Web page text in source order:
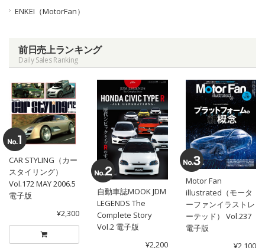
ENKEI（MotorFan）
前日売上ランキング
Daily Sales Ranking
CAR STYLING（カー
スタイリング）
Vol.172 MAY 2006.5
電子版
¥2,300
自動車誌MOOK JDM
LEGENDS The
Complete Story
Vol.2 電子版
¥2,200
Motor Fan
illustrated（モータ
ーファンイラストレ
ーテッド） Vol.237
電子版
¥2,100